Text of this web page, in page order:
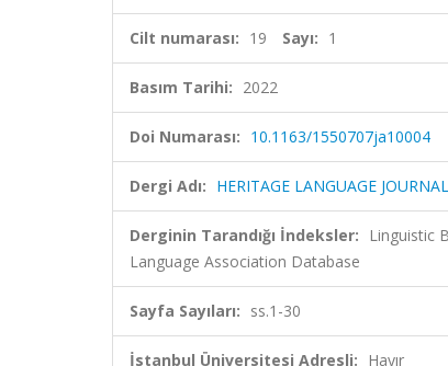
Cilt numarası: 19 Sayı: 1
Basım Tarihi: 2022
Doi Numarası: 10.1163/1550707ja10004
Dergi Adı: HERITAGE LANGUAGE JOURNAL
Derginin Tarandığı İndeksler: Linguistic
Language Association Database
Sayfa Sayıları: ss.1-30
İstanbul Üniversitesi Adresli: Hayır